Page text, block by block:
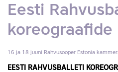
Eesti
koreograafide
16 ja 18 juuni Rahvusooper Estonia
EESTI RAHVUSBALLETI